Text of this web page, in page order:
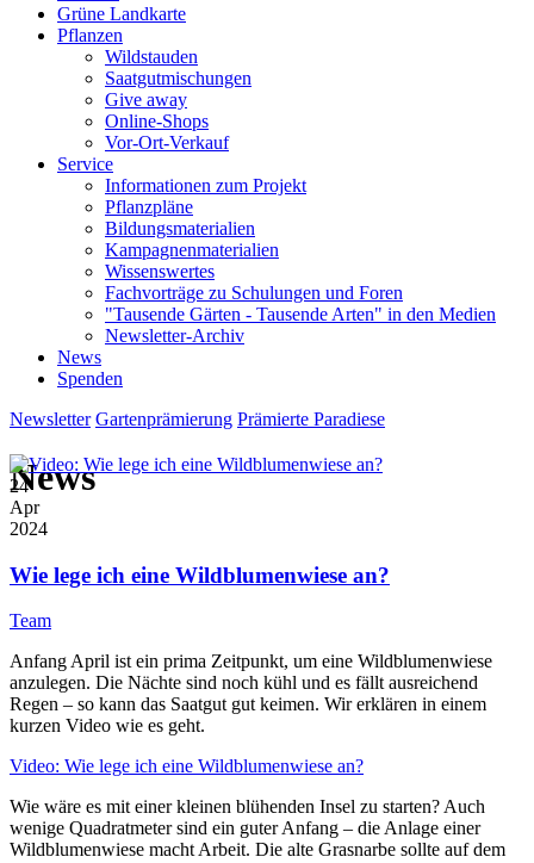
Grüne Landkarte
Pflanzen
Wildstauden
Saatgutmischungen
Give away
Online-Shops
Vor-Ort-Verkauf
Service
Informationen zum Projekt
Pflanzpläne
Bildungsmaterialien
Kampagnenmaterialien
Wissenswertes
Fachvorträge zu Schulungen und Foren
"Tausende Gärten - Tausende Arten" in den Medien
Newsletter-Archiv
News
Spenden
Newsletter Gartenprämierung Prämierte Paradiese
News
24
Apr
2024
Wie lege ich eine Wildblumenwiese an?
Team
Anfang April ist ein prima Zeitpunkt, um eine Wildblumenwiese
anzulegen. Die Nächte sind noch kühl und es fällt ausreichend
Regen – so kann das Saatgut gut keimen. Wir erklären in einem
kurzen Video wie es geht.
Video: Wie lege ich eine Wildblumenwiese an?
Wie wäre es mit einer kleinen blühenden Insel zu starten? Auch
wenige Quadratmeter sind ein guter Anfang – die Anlage einer
Wildblumenwiese macht Arbeit. Die alte Grasnarbe sollte auf dem